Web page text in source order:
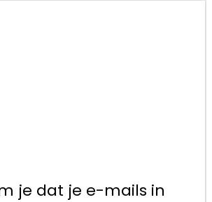
je dat je e-mails in